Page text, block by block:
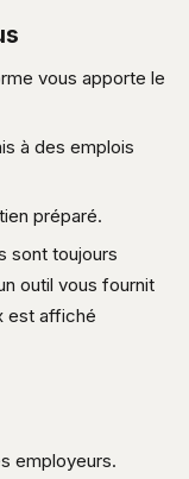
vous apporte le
à des emplois
préparé.
sont toujours
outil vous fournit
est affiché
employeurs.